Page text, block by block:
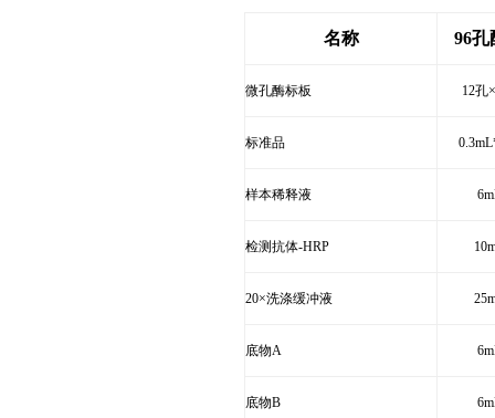
名称 96孔
微孔酶标板 12孔
标准品
样本稀释液
检测抗体-HRP
20×洗涤缓冲液
底物A
底物B